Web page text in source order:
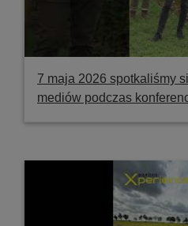
7 maja 2026 spotkaliśmy
mediów podczas